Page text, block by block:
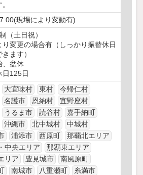
現場により変動有)
（土日祝）
変更の場合有（しっかり振替休日
ます）
、盆休
125日
大宜味村 東村
今帰仁村
名護市 恩納村
宜野座村
うるま市 読谷村
嘉手納町
沖縄市 北中城村
中城村
浦添市 西原町
那覇北エリア
中央エリア
那覇東エリア
リア
豊見城市
南風原町
南城市 八重瀬町
糸満市